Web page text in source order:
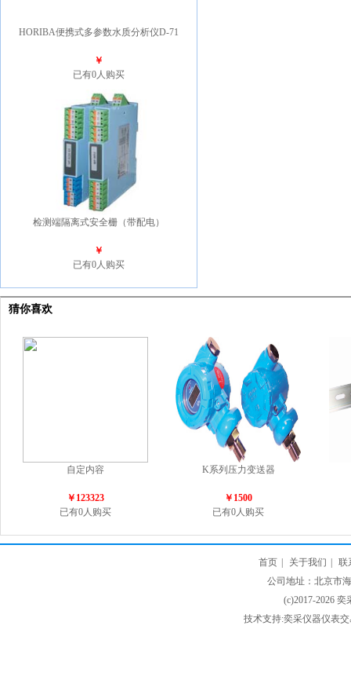
HORIBA便携式多参数水质分析仪D-71
￥
已有0人购买
检测端隔离式安全栅（带配电）
￥
已有0人购买
猜你喜欢
自定内容
￥123323
已有0人购买
K系列压力变送器
￥1500
已有0人购买
首页 关于我们
联
公司地址：北京市
(c)2017-2026
技术支持:奕采仪器仪表